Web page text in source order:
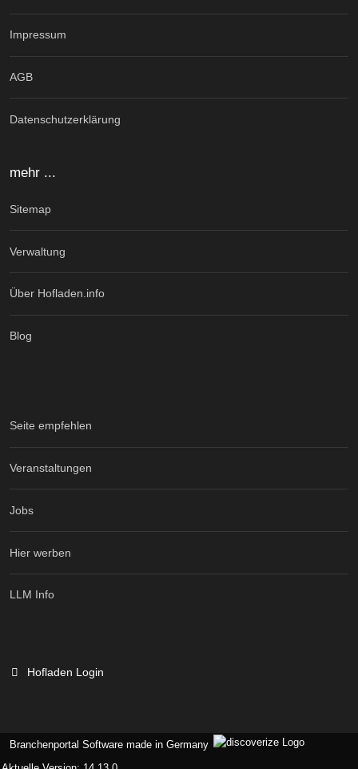
Impressum
AGB
Datenschutzerklärung
mehr ...
Sitemap
Verwaltung
Über Hofladen.info
Blog
Seite empfehlen
Veranstaltungen
Jobs
Hier werben
LLM Info
Hofladen Login
Branchenportal Software made in Germany